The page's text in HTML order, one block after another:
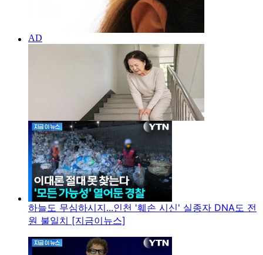
하늘도 무심하시지...인천 '훼손 시신' 실종자 DNA도 전
원 불일치 [지금이뉴스]